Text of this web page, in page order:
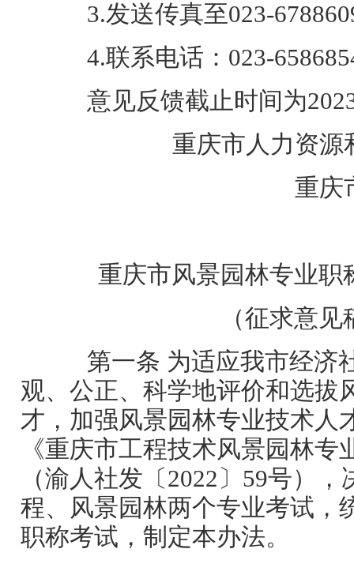
3.发送传真至023-
4.联系电话：023-
意见反馈截止时间为
重庆市人力资源
重庆
重庆市风景园林专业职
（征求意见
第一条 为适应我市经济
观、公正、科学地评价和选拔
才，加强风景园林专业技术人
《重庆市工程技术风景园林专
（渝人社发〔2022〕59号）
程、风景园林两个专业考试，
职称考试，制定本办法。